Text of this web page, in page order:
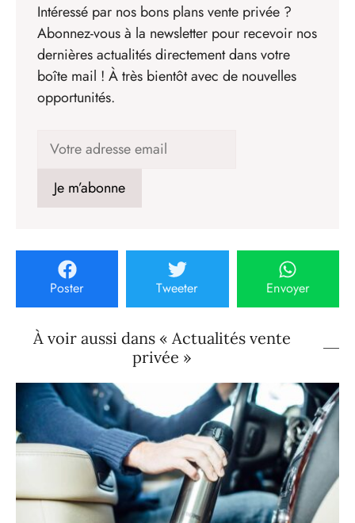
Intéressé par nos bons plans vente privée ?
Abonnez-vous à la newsletter pour recevoir nos
dernières actualités directement dans votre
boîte mail ! À très bientôt avec de nouvelles
opportunités.
Poster Tweeter Envoyer
À voir aussi dans « Actualités vente
privée »